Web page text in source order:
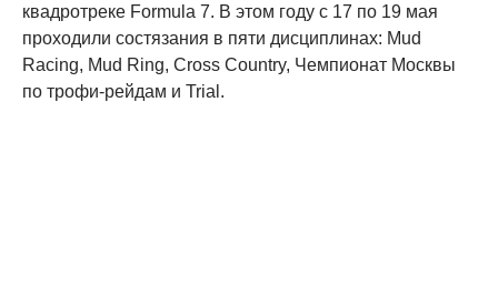
квадротреке Formula 7. В этом году с 17 по 19 мая
проходили состязания в пяти дисциплинах: Mud
Racing, Mud Ring, Cross Country, Чемпионат Москвы
по трофи-рейдам и Trial.